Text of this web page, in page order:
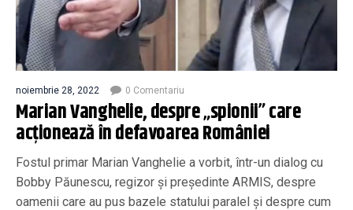
noiembrie 28, 2022 0 Comentariu
Marian Vanghelie, despre „spionii” care
acționează în defavoarea României
Fostul primar Marian Vanghelie a vorbit, într-un dialog cu
Bobby Păunescu, regizor și președinte ARMIS, despre
oamenii care au pus bazele statului paralel și despre cum